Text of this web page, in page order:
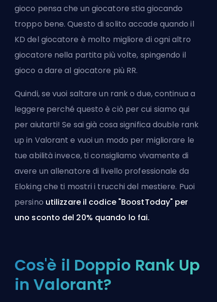
gioco pensa che un giocatore stia giocando
troppo bene. Questo di solito accade quando il
KD del giocatore è molto migliore di ogni altro
giocatore nella partita più volte, spingendo il
gioco a dare al giocatore più RR.
Quindi, se vuoi saltare un rank o due, continua a
leggere perché questo è ciò per cui siamo qui
per aiutarti! Se sai già cosa significa double rank
up in Valorant e vuoi un modo per migliorare le
tue abilità invece, ti consigliamo vivamente di
avere un allenatore di livello professionale da
Eloking che ti mostri i trucchi del mestiere. Puoi
persino utilizzare il codice "BoostToday" per
uno sconto del 20% quando lo fai.
Cos'è il Doppio Rank Up
in Valorant?